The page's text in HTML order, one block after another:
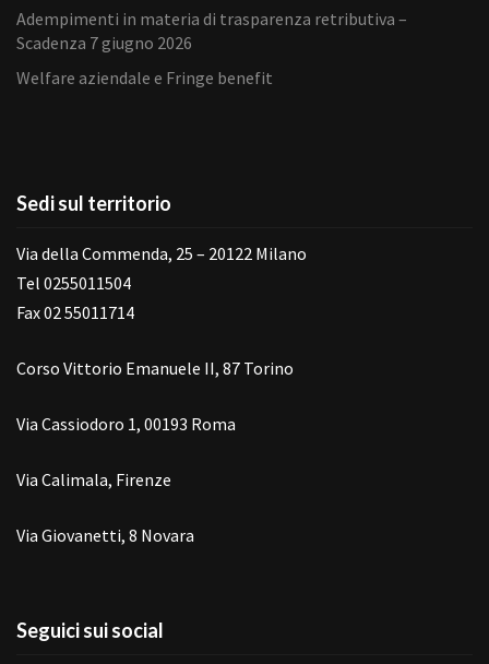
Adempimenti in materia di trasparenza retributiva –
Scadenza 7 giugno 2026
Welfare aziendale e Fringe benefit
Sedi sul territorio
Via della Commenda, 25 – 20122 Milano
Tel 0255011504
Fax 02 55011714
Corso Vittorio Emanuele II, 87 Torino
Via Cassiodoro 1, 00193 Roma
Via Calimala, Firenze
Via Giovanetti, 8 Novara
Seguici sui social